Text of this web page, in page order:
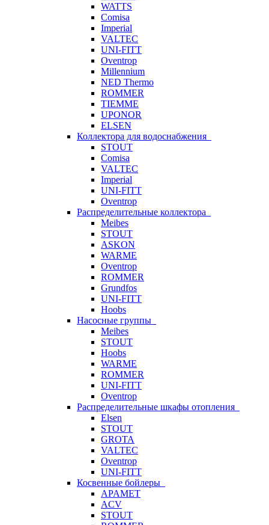
WATTS
Comisa
Imperial
VALTEC
UNI-FITT
Oventrop
Millennium
NED Thermo
ROMMER
TIEMME
UPONOR
ELSEN
Коллектора для водоснабжения
STOUT
Comisa
VALTEC
Imperial
UNI-FITT
Oventrop
Распределительные коллектора
Meibes
STOUT
ASKON
WARME
Oventrop
ROMMER
Grundfos
UNI-FITT
Hoobs
Насосные группы
Meibes
STOUT
Hoobs
WARME
ROMMER
UNI-FITT
Oventrop
Распределительные шкафы отопления
Elsen
STOUT
GROTA
VALTEC
Oventrop
UNI-FITT
Косвенные бойлеры
APAMET
ACV
STOUT